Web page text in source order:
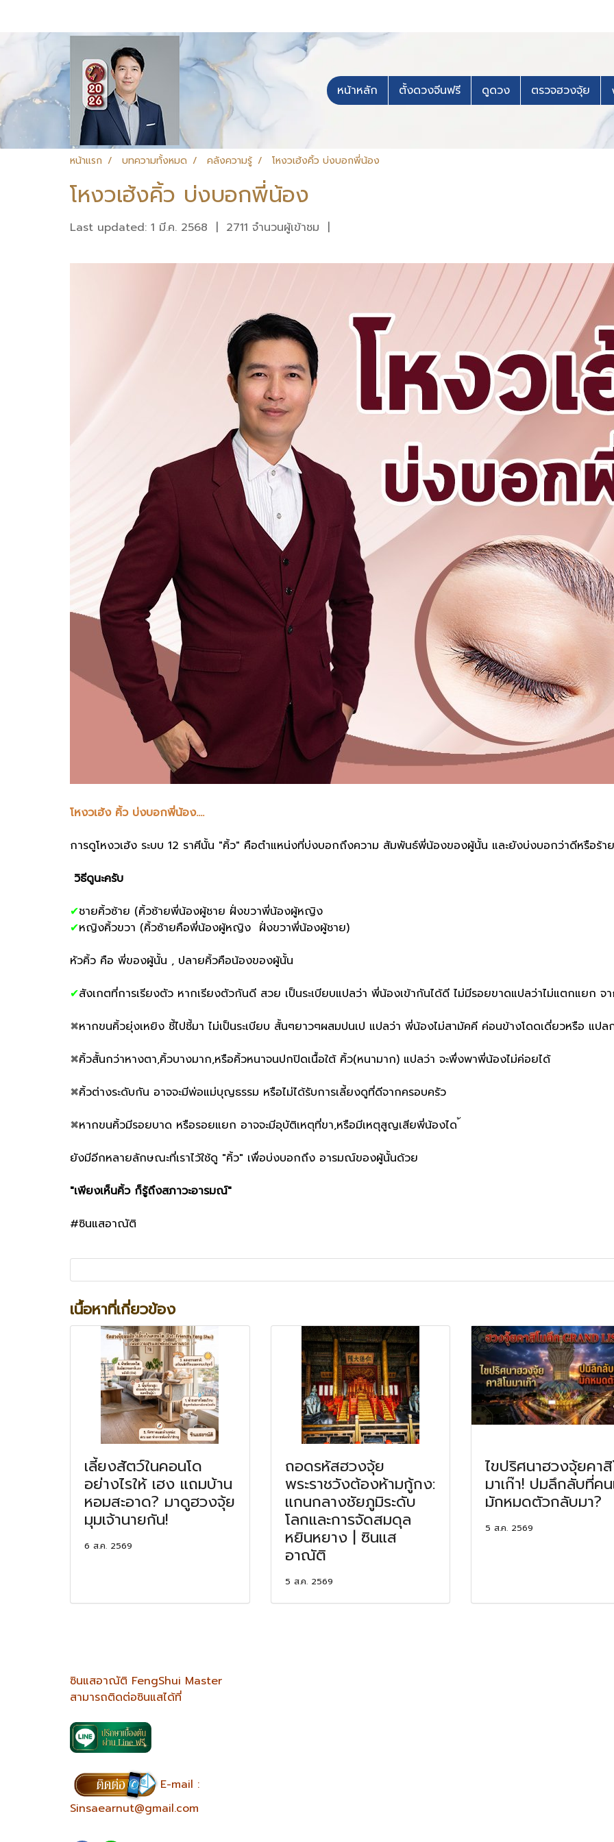
หน้าหลัก ตั้งดวงจีนฟรี ดูดวง ตรวจฮวงจุ้ย
หน้าแรก บทความทั้งหมด คลังความรู้ โหงวเฮ้งคิ้ว บ่งบอกพี่น้อง
โหงวเฮ้งคิ้ว บ่งบอกพี่น้อง
Last updated: 1 มี.ค. 2568 | 2711 จำนวนผู้เข้าชม |
โหงวเฮ้ง คิ้ว บ่งบอกพี่น้อง....
การดูโหงวเฮ้ง ระบบ 12 ราศีนั้น "คิ้ว" คือตำแหน่งที่บ่งบอกถึงความ สัมพันธ์พี่น้องของผู้นั้น และยังบ่งบอกว่าดีหรือร้าย
วิธีดูนะครับ
✔ชายคิ้วซ้าย (คิ้วซ้ายพี่น้องผู้ชาย ฝั่งขวาพี่น้องผู้หญิง
✔หญิงคิ้วขวา (คิ้วซ้ายคือพี่น้องผู้หญิง ฝั่งขวาพี่น้องผู้ชาย)
หัวคิ้ว คือ พี่ของผู้นั้น , ปลายคิ้วคือน้องของผู้นั้น
✔สังเกตที่การเรียงตัว หากเรียงตัวกันดี สวย เป็นระเบียบแปลว่า พี่น้องเข้ากันได้ดี ไม่มีรอยขาดแปลว่าไม่แตกแยก จ
✖หากขนคิ้วยุ่งเหยิง ชี้ไปชี้มา ไม่เป็นระเบียบ สั้นๆยาวๆผสมปนเป แปลว่า พี่น้องไม่สามัคคี ค่อนข้างโดดเดี่ยวหรือ แป
✖คิ้วสั้นกว่าหางตา,คิ้วบางมาก,หรือคิ้วหนาจนปกปิดเนื้อใต้ คิ้ว(หนามาก) แปลว่า จะพึ่งพาพี่น้องไม่ค่อยได้
✖คิ้วต่างระดับกัน อาจจะมีพ่อแม่บุญธรรม หรือไม่ได้รับการเลี้ยงดูที่ดีจากครอบครัว
✖หากขนคิ้วมีรอยบาด หรือรอยแยก อาจจะมีอุบัติเหตุที่ขา,หรือมีเหตุสูญเสียพี่น้องได ้
ยังมีอีกหลายลักษณะที่เราไว้ใช้ดู "คิ้ว" เพื่อบ่งบอกถึง อารมณ์ของผู้นั้นด้วย
"เพียงเห็นคิ้ว ก็รู้ถึงสภาวะอารมณ์"
#ซินแสอาณัติ
เนื้อหาที่เกี่ยวข้อง
เลี้ยงสัตว์ในคอนโด
อย่างไรให้ เฮง แถมบ้าน
หอมสะอาด? มาดูฮวงจุ้ย
มุมเจ้านายกัน!
6 ส.ค. 2569
ถอดรหัสฮวงจุ้ย
พระราชวังต้องห้ามกู้กง:
แกนกลางชัยภูมิระดับ
โลกและการจัดสมดุล
หยินหยาง | ซินแส
อาณัติ
5 ส.ค. 2569
ไขปริศนาฮวงจุ้ยคาสิ
มาเก๊า! ปมลึกลับที่คน
มักหมดตัวกลับมา?
5 ส.ค. 2569
ซินแสอาณัติ FengShui Master
สามารถติดต่อซินแสได้ที่
E-mail :
Sinsaearnut@gmail.com